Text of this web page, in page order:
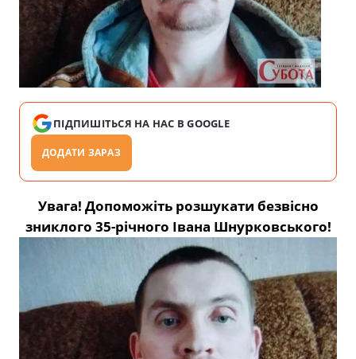
ПІДПИШІТЬСЯ НА НАС В GOOGLE
ДОДАТИ ЗАРАЗ
Увага! Допоможіть розшукати безвісно
зниклого 35-річного Івана Шнурковського!